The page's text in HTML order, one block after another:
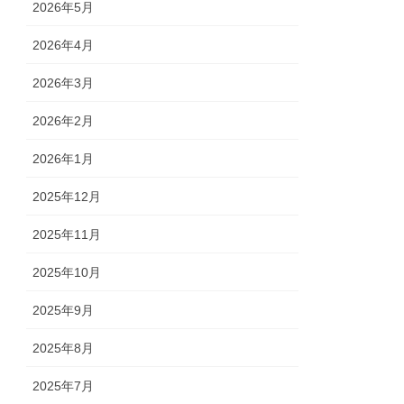
2026年5月
2026年4月
2026年3月
2026年2月
2026年1月
2025年12月
2025年11月
2025年10月
2025年9月
2025年8月
2025年7月